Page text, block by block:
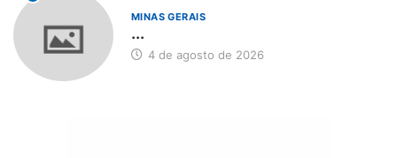
MINAS GERAIS
...
4 de agosto de 2026